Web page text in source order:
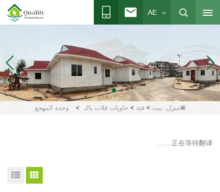
AE
منزل، بيت >فئة > حاويات فلات باك > وحدة المهجع
正在等待翻译……